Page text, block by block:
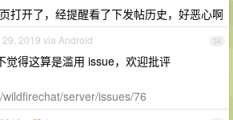
打开了，经提醒看了下发帖历史，好恶心啊
34
29, 2019 via Android
觉得这算是滥用 issue，欢迎批评
server/issues/76